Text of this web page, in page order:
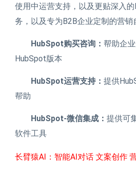
使用中运营支持，以及更贴深入
务，以及专为B2B企业定制的营销
HubSpot购买咨询： 帮助企
HubSpot版本
HubSpot运营支持： 提供
帮助
HubSpot-微信集成： 提供可
软件工具
长臂猿AI：智能AI对话 文案创作